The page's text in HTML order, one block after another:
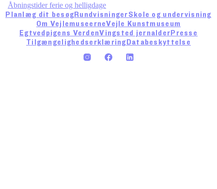
Åbningstider ferie og helligdage
Planlæg dit besøgRundvisningerSkole og undervisning
Om VejlemuseerneVejle Kunstmuseum
Egtvedpigens VerdenVingsted jernalderPresse
TilgængelighedserklæringDatabeskyttelse